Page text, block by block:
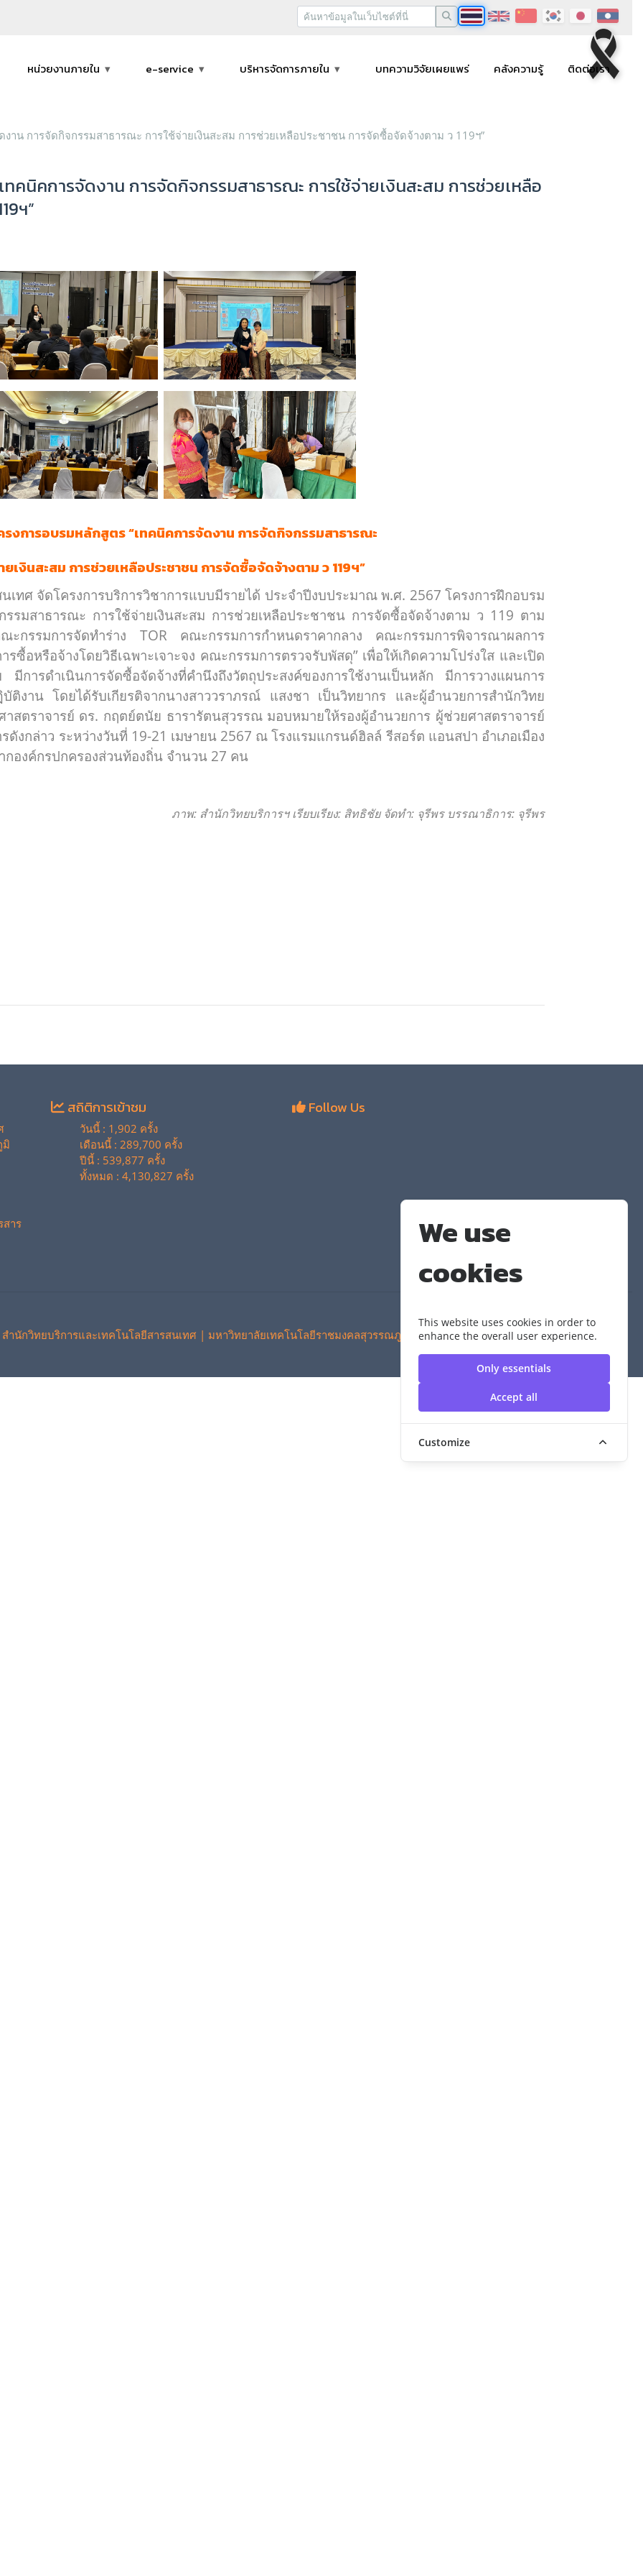
We use
cookies
This website uses cookies in order to
enhance the overall user experience.
Only essentials
Accept all
Customize
หน่วยงานภายใน e-service บริหารจัดการภายใน บทความวิจัยเผยแพร่ คลังความรู้ ติดต่อเรา
าน การจัดกิจกรรมสาธารณะ การใช้จ่ายเงินสะสม การช่วยเหลือประชาชน การจัดซื้อจัดจ้างตาม ว 119ฯ”
คนิคการจัดงาน การจัดกิจกรรมสาธารณะ การใช้จ่ายเงินสะสม การช่วยเหลือ
ฯ”
รงการอบรมหลักสูตร “เทคนิคการจัดงาน การจัดกิจกรรมสาธารณะ
ยเงินสะสม การช่วยเหลือประชาชน การจัดซื้อจัดจ้างตาม ว 119ฯ”
เทศ จัดโครงการบริการวิชาการแบบมีรายได้ ประจำปีงบประมาณ พ.ศ. 2567 โครงการฝึกอบรม
รรมสาธารณะ การใช้จ่ายเงินสะสม การช่วยเหลือประชาชน การจัดซื้อจัดจ้างตาม ว 119 ตาม
ะกรรมการจัดทำร่าง TOR คณะกรรมการกำหนดราคากลาง คณะกรรมการพิจารณาผลการ
ซื้อหรือจ้างโดยวิธีเฉพาะเจาะจง คณะกรรมการตรวจรับพัสดุ” เพื่อให้เกิดความโปร่งใส และเปิด
มีการดำเนินการจัดซื้อจัดจ้างที่คำนึงถึงวัตถุประสงค์ของการใช้งานเป็นหลัก มีการวางแผนการ
ติงาน โดยได้รับเกียรติจากนางสาววราภรณ์ แสงชา เป็นวิทยากร และผู้อำนวยการสำนักวิทย
าสตราจารย์ ดร. กฤตย์ตนัย ธารารัตนสุวรรณ มอบหมายให้รองผู้อำนวยการ ผู้ช่วยศาสตราจารย์
ดังกล่าว ระหว่างวันที่ 19-21 เมษายน 2567 ณ โรงแรมแกรนด์ฮิลล์ รีสอร์ต แอนสปา อำเภอเมือง
กองค์กรปกครองส่วนท้องถิ่น จำนวน 27 คน
ภาพ: สำนักวิทยบริการฯ เรียบเรียง: สิทธิชัย จัดทำ: จุรีพร บรรณาธิการ: จุรีพร
มิ
าร
สถิติการเข้าชม
วันนี้ : 1,902 ครั้ง
เดือนนี้ : 289,700 ครั้ง
ปีนี้ : 539,877 ครั้ง
ทั้งหมด : 4,130,827 ครั้ง
Follow Us
ำนักวิทยบริการและเทคโนโลยีสารสนเทศ | มหาวิทยาลัยเทคโนโลยีราชมงคลสุวรรณภูมิ